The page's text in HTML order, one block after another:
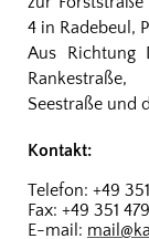
4 in Radebeul, P
Aus Richtung
Seestraße und
Kontakt:
Telefon: +49
Fax: +49 351
E-mail: